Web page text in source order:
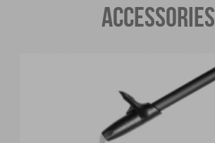
ACCESSORIES